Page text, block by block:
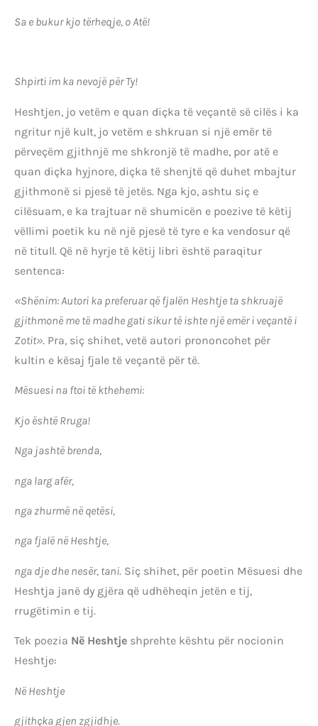
Sa e bukur kjo tërheqje, o Atë!
Shpirti im ka nevojë për Ty!
Heshtjen, jo vetëm e quan diçka të veçantë së cilës i ka
ngritur një kult, jo vetëm e shkruan si një emër të
përveçëm gjithnjë me shkronjë të madhe, por atë e
quan diçka hyjnore, diçka të shenjtë që duhet mbajtur
gjithmonë si pjesë të jetës. Nga kjo, ashtu siç e
cilësuam, e ka trajtuar në shumicën e poezive të këtij
vëllimi poetik ku në një pjesë të tyre e ka vendosur që
në titull. Që në hyrje të këtij libri është paraqitur
sentenca:
«Shënim: Autori ka preferuar që fjalën Heshtje ta shkruajë
gjithmonë me të madhe gati sikur të ishte një emër i veçantë i
Zotit». Pra, siç shihet, vetë autori prononcohet për
kultin e kësaj fjale të veçantë për të.
Mësuesi na ftoi të kthehemi:
Kjo është Rruga!
Nga jashtë brenda,
nga larg afër,
nga zhurmë në qetësi,
nga fjalë në Heshtje,
nga dje dhe nesër, tani. Siç shihet, për poetin Mësuesi dhe
Heshtja janë dy gjëra që udhëheqin jetën e tij,
rrugëtimin e tij.
Tek poezia Në Heshtje shprehte kështu për nocionin
Heshtje:
Në Heshtje
gjithçka gjen zgjidhje.